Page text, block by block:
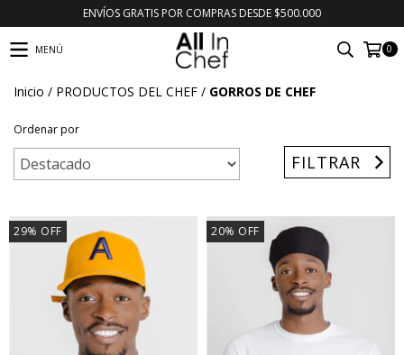
ENVÍOS GRATIS POR COMPRAS DESDE $500.000
MENÚ 0
Inicio / PRODUCTOS DEL CHEF / GORROS DE CHEF
Ordenar por
FILTRAR
29% OFF 20% OFF